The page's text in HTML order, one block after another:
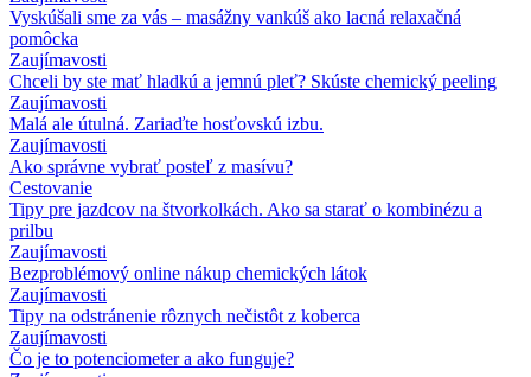
Vyskúšali sme za vás – masážny vankúš ako lacná relaxačná
pomôcka
Zaujímavosti
Chceli by ste mať hladkú a jemnú pleť? Skúste chemický peeling
Zaujímavosti
Malá ale útulná. Zariaďte hosťovskú izbu.
Zaujímavosti
Ako správne vybrať posteľ z masívu?
Cestovanie
Tipy pre jazdcov na štvorkolkách. Ako sa starať o kombinézu a
prilbu
Zaujímavosti
Bezproblémový online nákup chemických látok
Zaujímavosti
Tipy na odstránenie rôznych nečistôt z koberca
Zaujímavosti
Čo je to potenciometer a ako funguje?